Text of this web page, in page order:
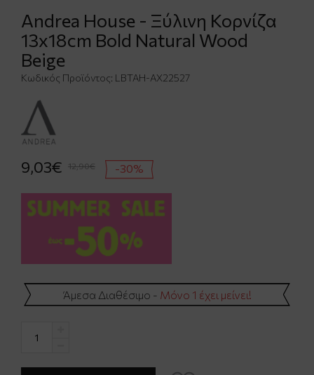
Andrea House - Ξύλινη Κορνίζα
13x18cm Bold Natural Wood
Beige
Κωδικός Προϊόντος: LBTAH-AX22527
9,03€ 12,90€ -30%
Άμεσα Διαθέσιμο - Μόνο 1 έχει μείνει!